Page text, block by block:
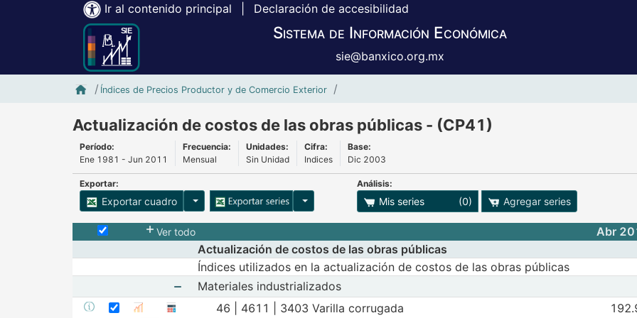
Ir al contenido principal Declaración de accesibilidad
Sistema de Información Económica
sie@banxico.org.mx
Inicio SIE-Banxico
Índices de Precios Productor y de Comercio Exterior
Actualización de costos de las obras públicas - (CP41)
Período:
Ene 1981 - Jun 2011
Frecuencia:
Mensual
Unidades:
Sin Unidad
Cifra:
Indices
Base:
Dic 2003
Exportar:
Exportar cuadro Opciones para exportar cuadroOpciones para exportar series
Análisis:
Mis series (0) Agregar series
Selecciona o desmarca todas las series
Ver todo Abr
Actualización de costos de las obras públicas
Índices utilizados en la actualización de costos de las obras públicas
Mostrar elementos de Materiales industrializados
Materiales industrializados
Mostrar metadatos de la serie 46 | 4611 | 3403 Varilla corrugada
Seleccione sus series
Seleccionar serie 46 | 4611 | 3403 Varilla corrugada
Mostrar gráfica de la serie 46 | 4611 | 3403 Varilla corrugada
Mostrar calculadora de inflación
46 | 4611 | 3403 Varilla corrugada May